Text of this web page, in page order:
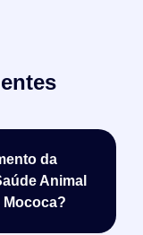
da
Animal
Mococa?